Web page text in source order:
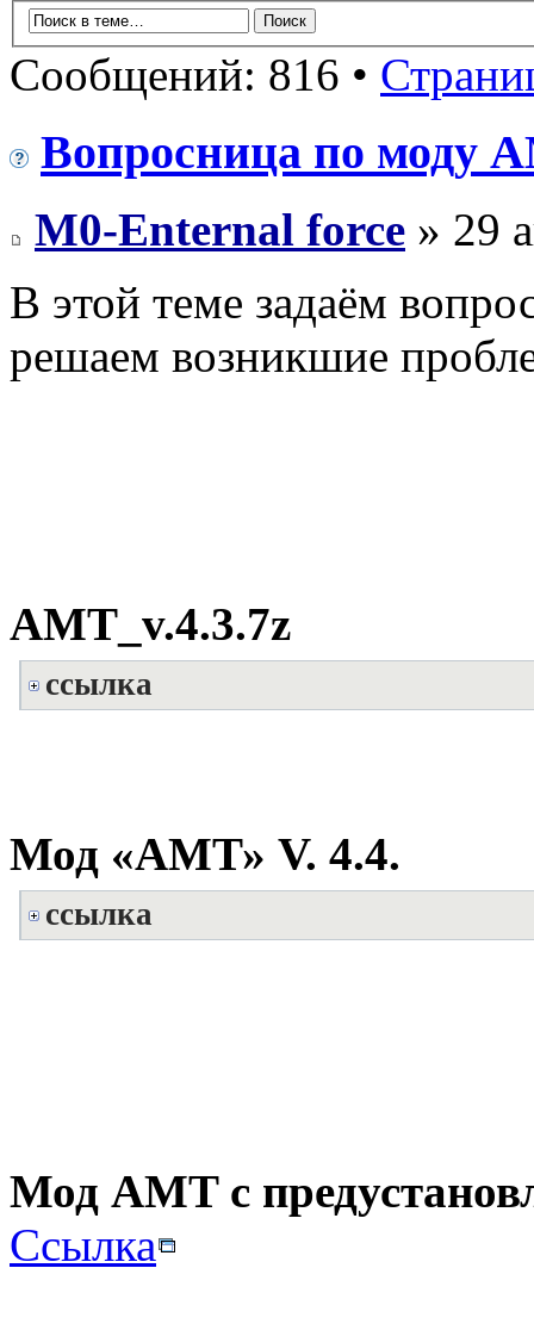
Сообщений: 816 •
Вопросница по моду
M0-Enternal force » 29
В этой теме задаём
решаем возникшие
AMT_v.4.3.7z
ссылка
Мод «АМТ» V. 4.4.
ссылка
Мод AMT с
Ссылка